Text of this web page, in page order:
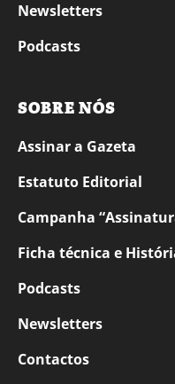
Newsletters
Podcasts
SOBRE NÓS
Assinar a Gazeta
Estatuto Editorial
Campanha
Ficha técnica e
Podcasts
Newsletters
Contactos